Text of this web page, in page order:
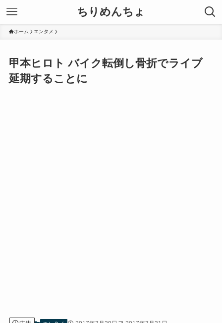
ちりめんちょ
ホーム エンタメ
甲本ヒロト バイク転倒し骨折でライブ
延期することに